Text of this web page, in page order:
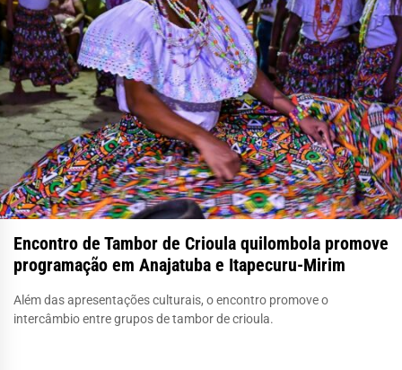
Encontro de Tambor de Crioula quilombola promove
programação em Anajatuba e Itapecuru-Mirim
Além das apresentações culturais, o encontro promove o
intercâmbio entre grupos de tambor de crioula.